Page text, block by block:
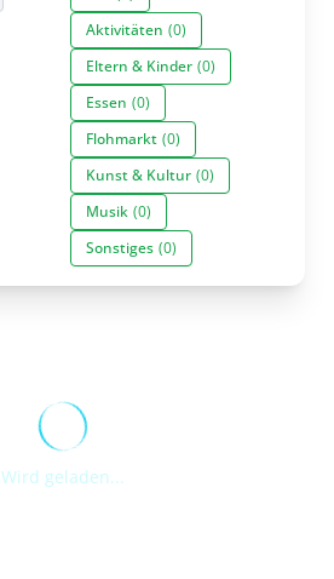
Aktivitäten (0)
Eltern & Kinder (0)
Essen (0)
Flohmarkt (0)
Kunst & Kultur (0)
Musik (0)
Sonstiges (0)
Wird geladen...